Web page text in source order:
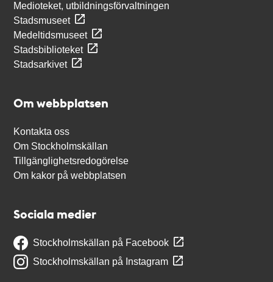
Medioteket, utbildningsförvaltningen
Stadsmuseet
Medeltidsmuseet
Stadsbiblioteket
Stadsarkivet
Om webbplatsen
Kontakta oss
Om Stockholmskällan
Tillgänglighetsredogörelse
Om kakor på webbplatsen
Sociala medier
Stockholmskällan på Facebook
Stockholmskällan på Instagram